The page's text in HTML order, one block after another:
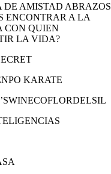
DE AMISTAD ABRAZOS
ENCONTRAR A LA
CON QUIEN
LA VIDA?
KARATE